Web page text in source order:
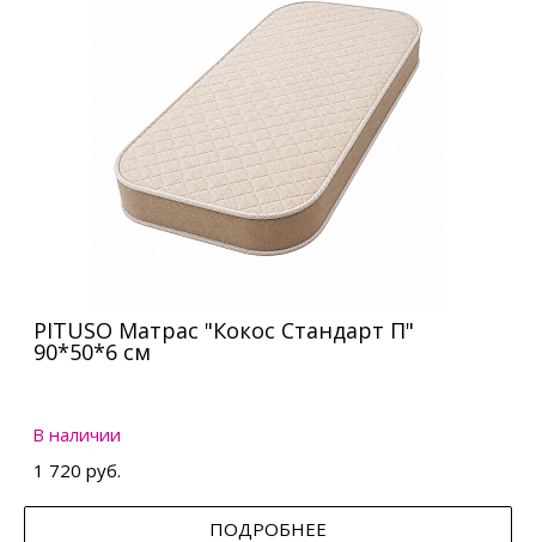
PITUSO Матрас "Кокос Стандарт П"
90*50*6 см
В наличии
1 720 руб.
ПОДРОБНЕЕ